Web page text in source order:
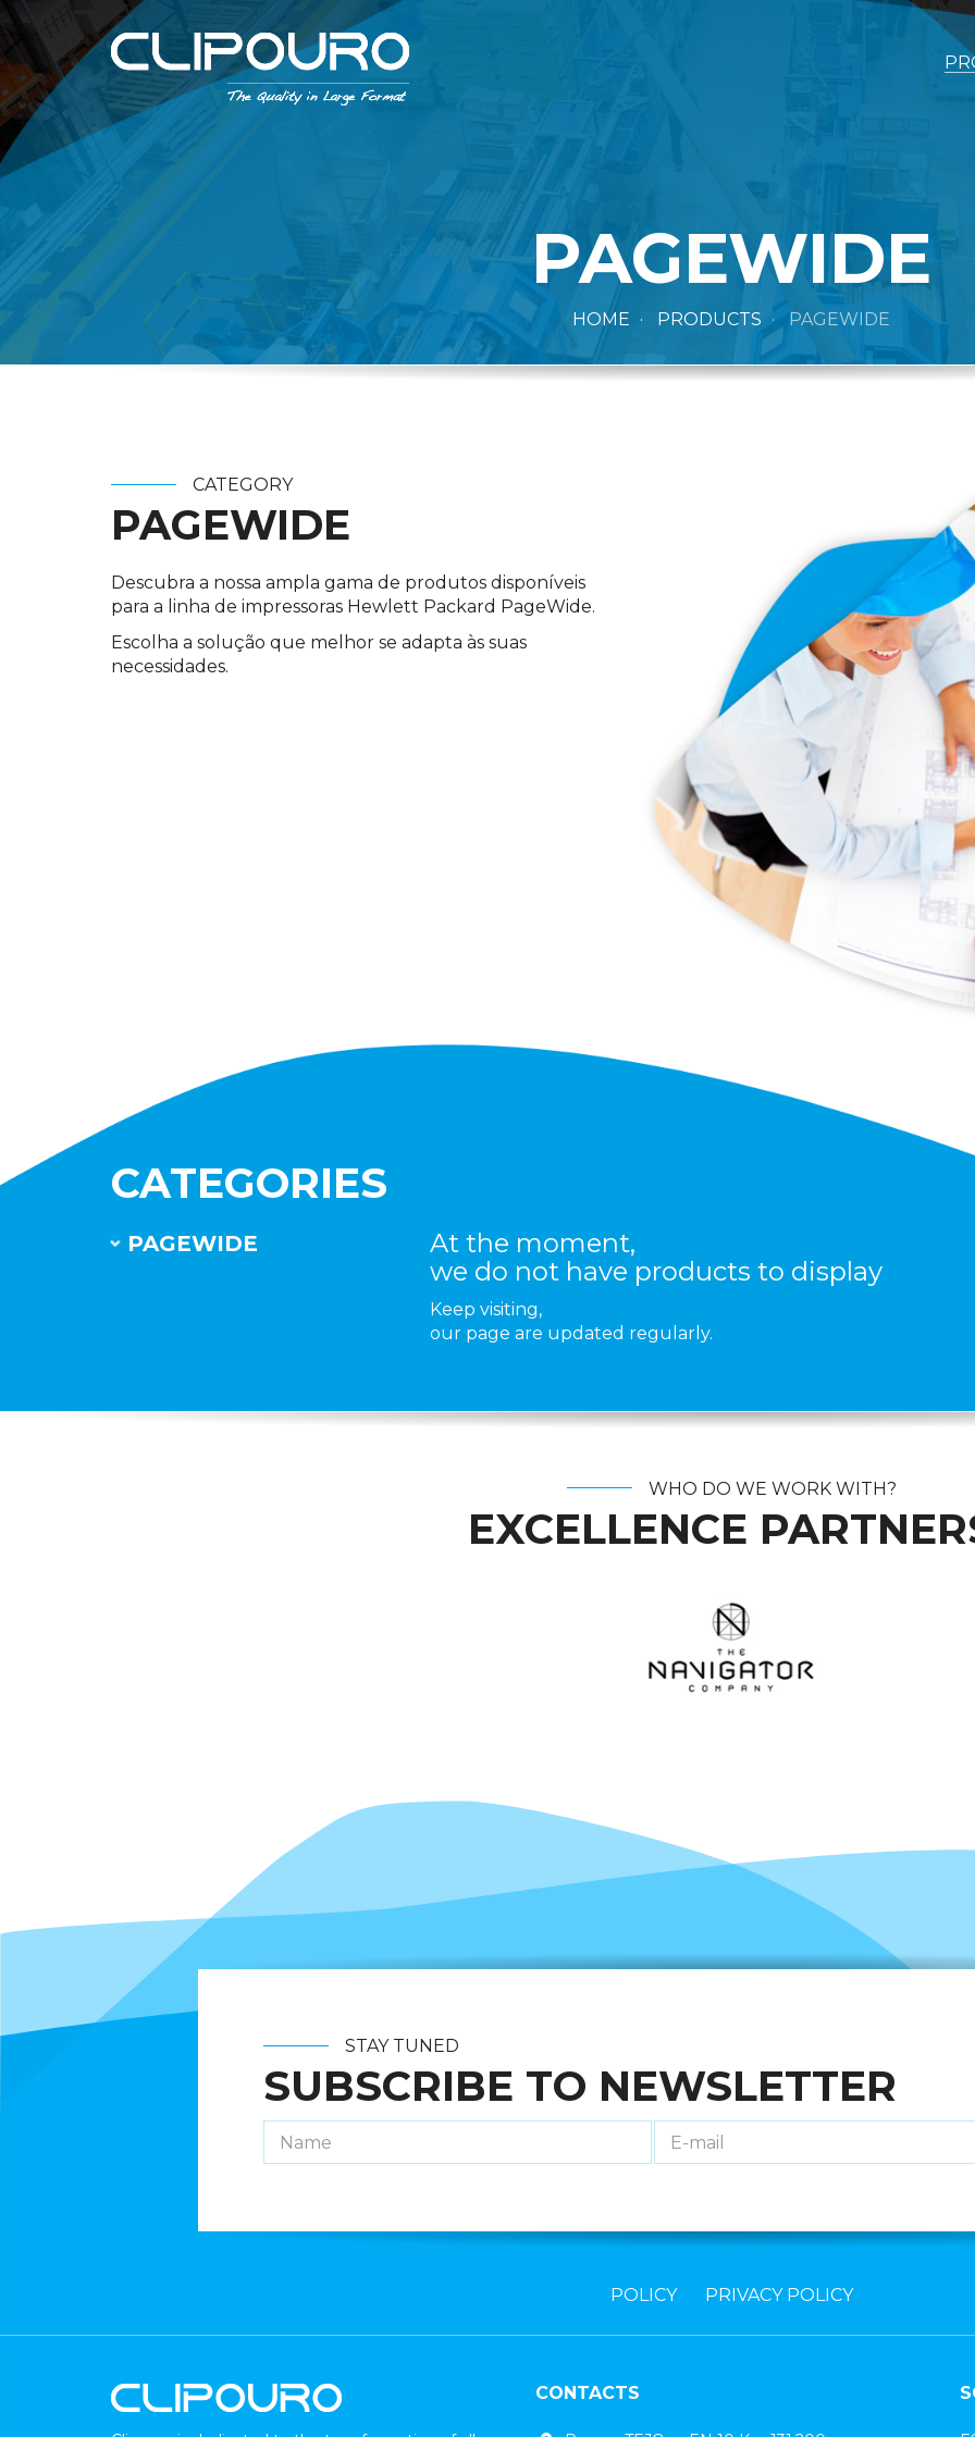
PAGEWIDE
HOME PRODUCTS PAGEWIDE
CATEGORY
PAGEWIDE
Descubra a nossa ampla gama de produtos disponíveis
para a linha de impressoras Hewlett Packard PageWide.
Escolha a solução que melhor se adapta às suas
necessidades.
CATEGORIES
PAGEWIDE
At the moment,
we do not have products to display
Keep visiting,
our page are updated regularly.
WHO DO WE WORK WITH?
EXCELLENCE
STAY TUNED
SUBSCRIBE TO NEWSLETTER
POLICY PRIVACY POLICY
CONTACTS